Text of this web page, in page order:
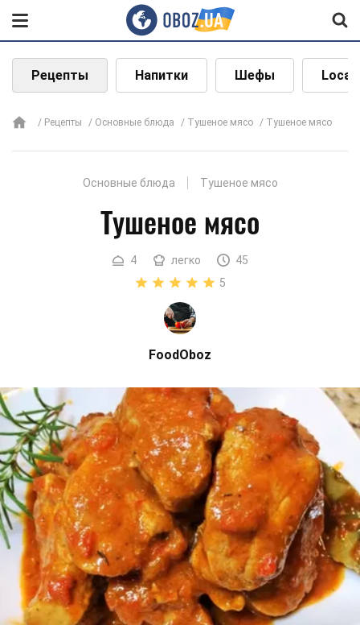
Рецепты Напитки Шефы Local
Рецепты Основные блюда Тушеное мясо Тушеное мясо
Основные блюда Тушеное мясо
Тушеное мясо
4 легко
45
5
FoodOboz